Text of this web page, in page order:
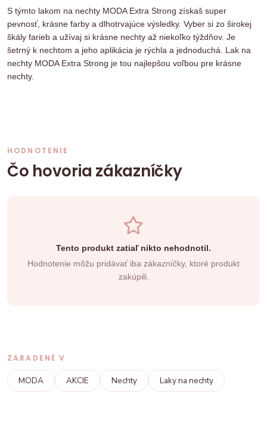
S týmto lakom na nechty MODA Extra Strong získaš super
pevnosť, krásne farby a dlhotrvajúce výsledky. Vyber si zo širokej
škály farieb a užívaj si krásne nechty až niekoľko týždňov. Je
šetrný k nechtom a jeho aplikácia je rýchla a jednoduchá. Lak na
nechty MODA Extra Strong je tou najlepšou voľbou pre krásne
nechty.
HODNOTENIE
Čo hovoria zákazníčky
Tento produkt zatiaľ nikto nehodnotil.
Hodnotenie môžu pridávať iba zákazníčky, ktoré produkt
zakúpili.
ZARADENÉ V
MODA AKCIE Nechty Laky na nechty